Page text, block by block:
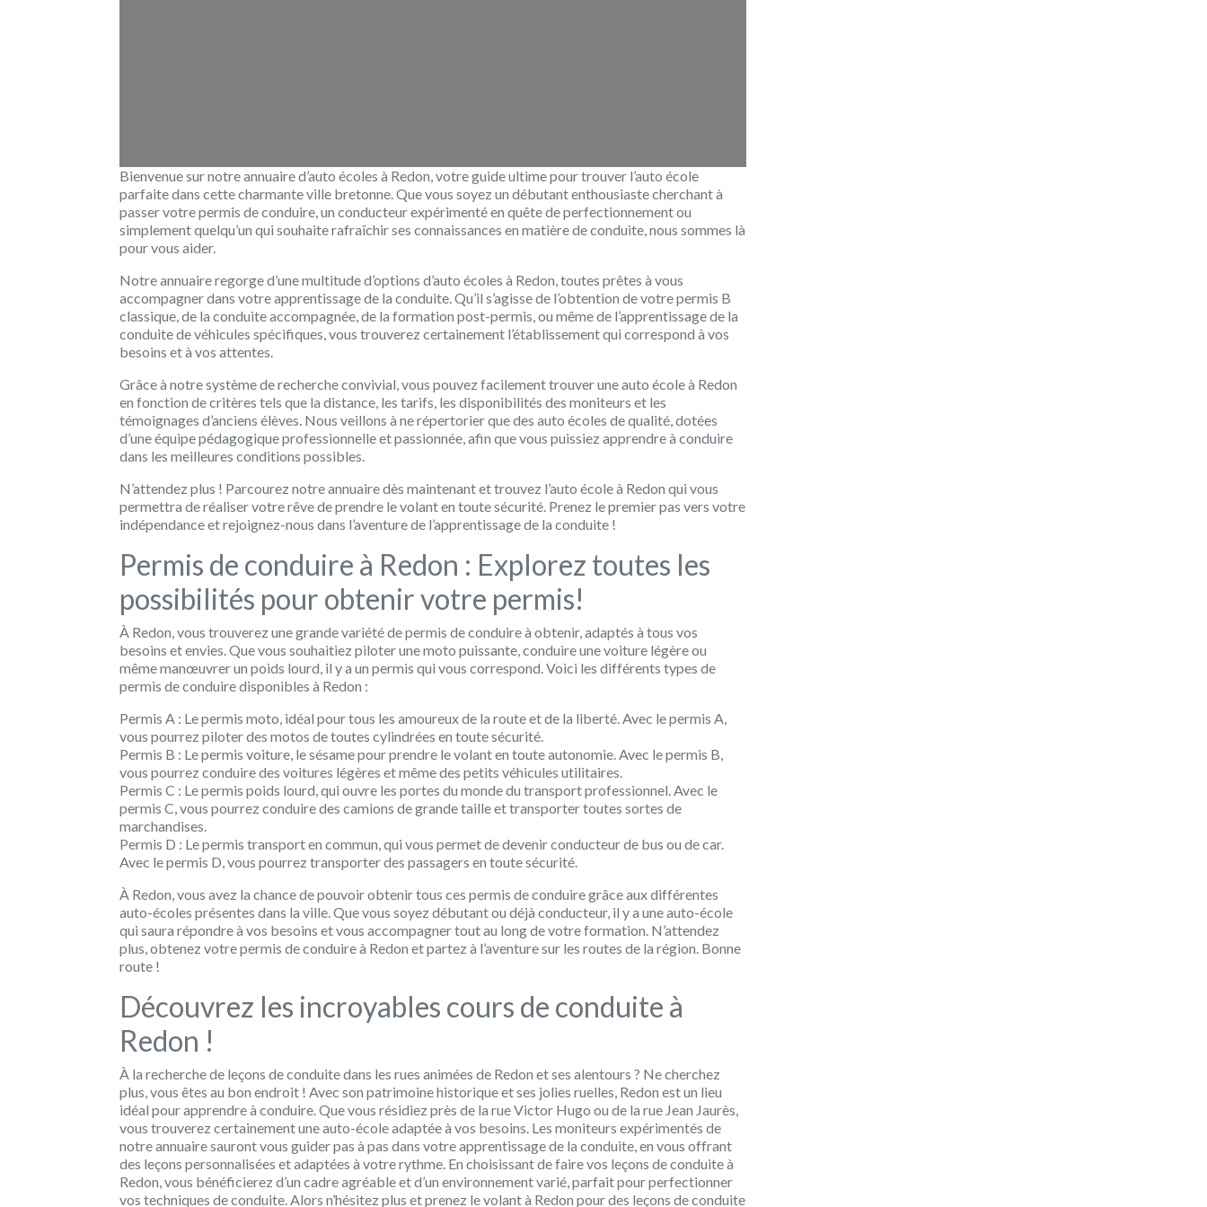
Bienvenue sur notre annuaire d’auto écoles à Redon, votre guide ultime pour trouver l’auto école
parfaite dans cette charmante ville bretonne. Que vous soyez un débutant enthousiaste cherchant à
passer votre permis de conduire, un conducteur expérimenté en quête de perfectionnement ou
simplement quelqu’un qui souhaite rafraîchir ses connaissances en matière de conduite, nous sommes là
pour vous aider.
Notre annuaire regorge d’une multitude d’options d’auto écoles à Redon, toutes prêtes à vous
accompagner dans votre apprentissage de la conduite. Qu’il s’agisse de l’obtention de votre permis B
classique, de la conduite accompagnée, de la formation post-permis, ou même de l’apprentissage de la
conduite de véhicules spécifiques, vous trouverez certainement l’établissement qui correspond à vos
besoins et à vos attentes.
Grâce à notre système de recherche convivial, vous pouvez facilement trouver une auto école à Redon
en fonction de critères tels que la distance, les tarifs, les disponibilités des moniteurs et les
témoignages d’anciens élèves. Nous veillons à ne répertorier que des auto écoles de qualité, dotées
d’une équipe pédagogique professionnelle et passionnée, afin que vous puissiez apprendre à conduire
dans les meilleures conditions possibles.
N’attendez plus ! Parcourez notre annuaire dès maintenant et trouvez l’auto école à Redon qui vous
permettra de réaliser votre rêve de prendre le volant en toute sécurité. Prenez le premier pas vers votre
indépendance et rejoignez-nous dans l’aventure de l’apprentissage de la conduite !
Permis de conduire à Redon : Explorez toutes les
possibilités pour obtenir votre permis!
À Redon, vous trouverez une grande variété de permis de conduire à obtenir, adaptés à tous vos
besoins et envies. Que vous souhaitiez piloter une moto puissante, conduire une voiture légère ou
même manœuvrer un poids lourd, il y a un permis qui vous correspond. Voici les différents types de
permis de conduire disponibles à Redon :
Permis A : Le permis moto, idéal pour tous les amoureux de la route et de la liberté. Avec le permis A,
vous pourrez piloter des motos de toutes cylindrées en toute sécurité.
Permis B : Le permis voiture, le sésame pour prendre le volant en toute autonomie. Avec le permis B,
vous pourrez conduire des voitures légères et même des petits véhicules utilitaires.
Permis C : Le permis poids lourd, qui ouvre les portes du monde du transport professionnel. Avec le
permis C, vous pourrez conduire des camions de grande taille et transporter toutes sortes de
marchandises.
Permis D : Le permis transport en commun, qui vous permet de devenir conducteur de bus ou de car.
Avec le permis D, vous pourrez transporter des passagers en toute sécurité.
À Redon, vous avez la chance de pouvoir obtenir tous ces permis de conduire grâce aux différentes
auto-écoles présentes dans la ville. Que vous soyez débutant ou déjà conducteur, il y a une auto-école
qui saura répondre à vos besoins et vous accompagner tout au long de votre formation. N’attendez
plus, obtenez votre permis de conduire à Redon et partez à l’aventure sur les routes de la région. Bonne
route !
Découvrez les incroyables cours de conduite à
Redon !
À la recherche de leçons de conduite dans les rues animées de Redon et ses alentours ? Ne cherchez
plus, vous êtes au bon endroit ! Avec son patrimoine historique et ses jolies ruelles, Redon est un lieu
idéal pour apprendre à conduire. Que vous résidiez près de la rue Victor Hugo ou de la rue Jean Jaurès,
vous trouverez certainement une auto-école adaptée à vos besoins. Les moniteurs expérimentés de
notre annuaire sauront vous guider pas à pas dans votre apprentissage de la conduite, en vous offrant
des leçons personnalisées et adaptées à votre rythme. En choisissant de faire vos leçons de conduite à
Redon, vous bénéficierez d’un cadre agréable et d’un environnement varié, parfait pour perfectionner
vos techniques de conduite. Alors n’hésitez plus et prenez le volant à Redon pour des leçons de conduite